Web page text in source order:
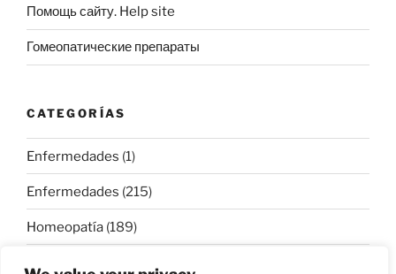
Помощь сайту. Help site
Гомеопатические препараты
CATEGORÍAS
Enfermedades (1)
Enfermedades (215)
Homeopatía (189)